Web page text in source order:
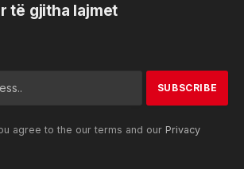
të gjitha lajmet
agree to the our terms and our Privacy